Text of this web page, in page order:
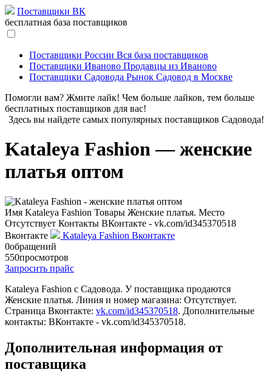
Поставщики ВК
бесплатная база поставщиков
Поставщики России Вся база поставщиков
Поставщики Иваново Продавцы из Иваново
Поставщики Садовода Рынок Садовод в Москве
Помогли вам? Жмите лайк! Чем больше лайков, тем больше
бесплатных поставщиков для вас!
Здесь вы найдете самых популярных поставщиков Садовода!
Kataleya Fashion — женские
платья оптом
Имя Kataleya Fashion Товары Женские платья. Место
Отсутствует Контакты ВКонтакте - vk.com/id345370518
Вконтакте
Kataleya Fashion Вконтакте
0обращений
550просмотров
Запросить прайс
Kataleya Fashion c Садовода. У поставщика продаются
Женские платья. Линия и номер магазина: Отсутствует.
Страница Вконтакте: vk.com/id345370518. Дополнительные
контакты: ВКонтакте - vk.com/id345370518.
Дополнительная информация от
поставщика